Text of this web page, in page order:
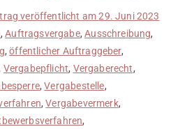
veröffentlicht am29. Juni 2023
,Auftragsvergabe,Ausschreibung,
,öffentlicher Auftraggeber,
Vergabepflicht, Vergaberecht,
,Vergabestelle,
,Vergabevermerk,
,